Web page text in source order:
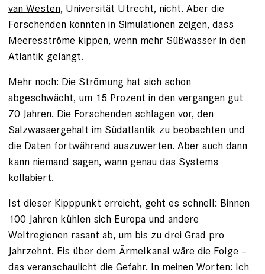
van Westen, Universität Utrecht, nicht. Aber die
Forschenden konnten in Simulationen zeigen, dass
Meeresströme kippen, wenn mehr Süßwasser in den
Atlantik gelangt.
Mehr noch: Die Strömung hat sich schon
abgeschwächt, um 15 Prozent in den vergangen gut
70 Jahren. Die Forschenden schlagen vor, den
Salzwassergehalt im Südatlantik zu beobachten und
die Daten fortwährend auszuwerten. Aber auch dann
kann niemand sagen, wann genau das Systems
kollabiert.
Ist dieser Kipppunkt erreicht, geht es schnell: Binnen
100 Jahren kühlen sich Europa und andere
Weltregionen rasant ab, um bis zu drei Grad pro
Jahrzehnt. Eis über dem Ärmelkanal wäre die Folge –
das veranschaulicht die Gefahr. In meinen Worten: Ich